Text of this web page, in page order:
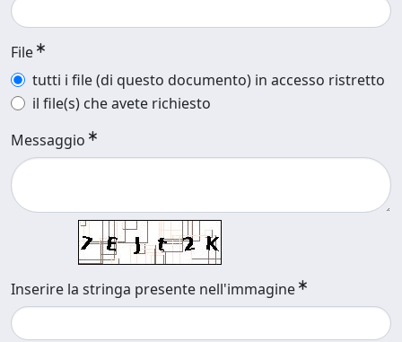
File
tutti i file (di questo documento) in accesso ristretto
il file(s) che avete richiesto
Messaggio
Inserire la stringa presente nell'immagine